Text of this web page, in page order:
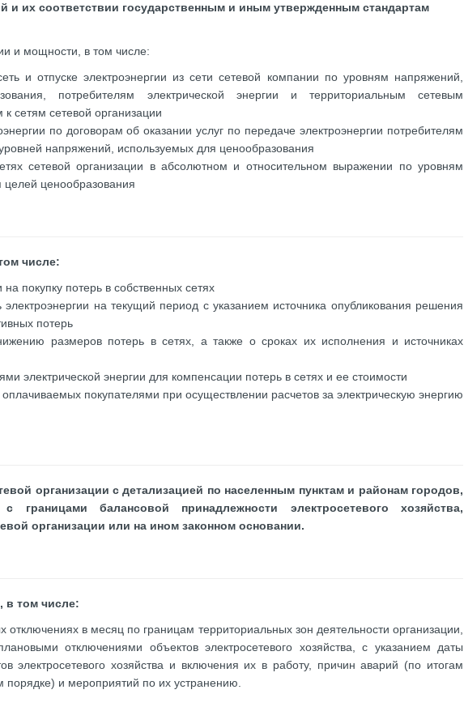
и их соответствии государственным и иным утвержденным стандартам
и мощности, в том числе:
и отпуске электроэнергии из сети сетевой компании по уровням напряжений,
потребителям электрической энергии и территориальным сетевым
к сетям сетевой организации
по договорам об оказании услуг по передаче электроэнергии потребителям
напряжений, используемых для ценообразования
сетевой организации в абсолютном и относительном выражении по уровням
ценообразования
числе:
покупку потерь в собственных сетях
на текущий период с указанием источника опубликования решения
потерь
размеров потерь в сетях, а также о сроках их исполнения и источниках
электрической энергии для компенсации потерь в сетях и ее стоимости
покупателями при осуществлении расчетов за электрическую энергию
организации с детализацией по населенным пунктам и районам городов,
границами балансовой принадлежности электросетевого хозяйства,
организации или на ином законном основании.
в том числе:
в месяц по границам территориальных зон деятельности организации,
отключениями объектов электросетевого хозяйства, с указанием даты
электросетевого хозяйства и включения их в работу, причин аварий (по итогам
порядке) и мероприятий по их устранению.